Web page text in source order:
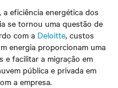
eficiência energética dos
se tornou uma questão de
com a Deloitte, custos
energia proporcionam uma
e facilitar a migração em
pública e privada em
a empresa.